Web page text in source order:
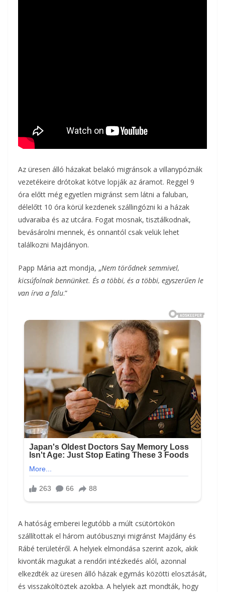
Az üresen álló házakat belakó migránsok a villanypóznák
vezetékeire drótokat kötve lopják az áramot. Reggel 9
óra előtt még egyetlen migránst sem látni a faluban,
délelőtt 10 óra körül kezdenek szállingózni ki a házak
udvaraiba és az utcára. Fogat mosnak, tisztálkodnak,
bevásárolni mennek, és onnantól csak velük lehet
találkozni Majdányon.
Papp Mária azt mondja, „Nem törődnek semmivel,
kicsúfolnak bennünket. És a többi, és a többi, egyszerűen le
van írva a falu.”
A hatóság emberei legutóbb a múlt csütörtökön
szállítottak el három autóbusznyi migránst Majdány és
Rábé területéről. A helyiek elmondása szerint azok, akik
kivonták magukat a rendőri intézkedés alól, azonnal
elkezdték az üresen álló házak egymás közötti elosztását,
és visszaköltöztek azokba. A helyiek azt mondták, hogy